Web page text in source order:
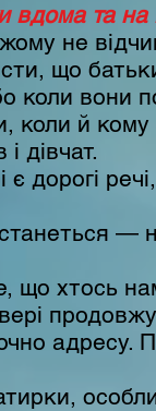
вдома та на
не
що
коли вони
коли й
дівчат.
—
що хтось
адресу.